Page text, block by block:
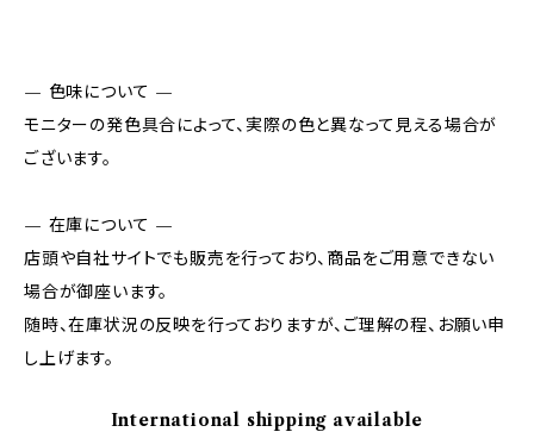
— 色味について —
モニターの発色具合によって、実際の色と異なって見える場合が
ございます。
— 在庫について —
店頭や自社サイトでも販売を行っており、商品をご用意できない
場合が御座います。
随時、在庫状況の反映を行っておりますが、ご理解の程、お願い申
し上げます。
International shipping available